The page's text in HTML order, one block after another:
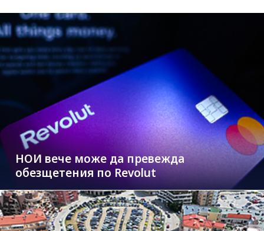
НОИ вече може да превежда
обезщетения по Revolut